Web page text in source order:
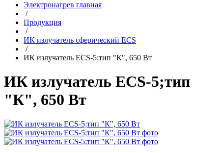
Электронагрев главная
/
Продукция
/
ИК излучатель сферический ECS
/
ИК излучатель ECS-5;тип "К", 650 Вт
ИК излучатель ECS-5;тип
"К", 650 Вт